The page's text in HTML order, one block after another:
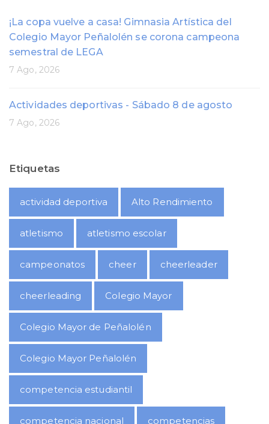
¡La copa vuelve a casa! Gimnasia Artística del
Colegio Mayor Peñalolén se corona campeona
semestral de LEGA
7 Ago, 2026
Actividades deportivas - Sábado 8 de agosto
7 Ago, 2026
Etiquetas
actividad deportiva Alto Rendimiento
atletismo atletismo escolar
campeonatos cheer cheerleader
cheerleading Colegio Mayor
Colegio Mayor de Peñalolén
Colegio Mayor Peñalolén
competencia estudiantil
competencia nacional competencias